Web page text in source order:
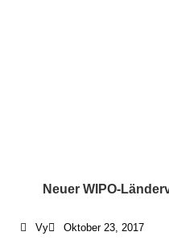
Neuer WIPO-
Vy Oktober 23, 2017
Schwerpunkte
Who We Are /